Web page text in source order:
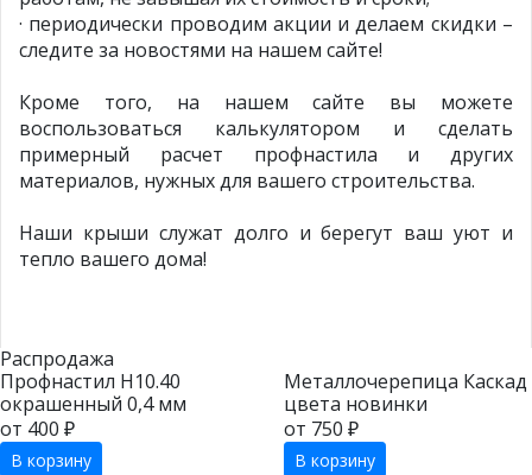
· периодически проводим акции и делаем скидки –
следите за новостями на нашем сайте!
Кроме того, на нашем сайте вы можете
воспользоваться калькулятором и сделать
примерный расчет профнастила и других
материалов, нужных для вашего строительства.
Наши крыши служат долго и берегут ваш уют и
тепло вашего дома!
Распродажа
Профнастил Н10.40
окрашенный 0,4 мм
от 400 ₽
В корзину
Металлочерепица Каскад
цвета новинки
от 750 ₽
В корзину